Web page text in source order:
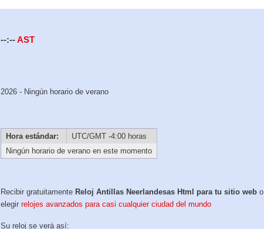
--:--AST
2026 - Ningún horario de verano
Hora estándar:
UTC/GMT -4:00 horas
Ningún horario de verano en este momento
Recibir gratuitamente Reloj Antillas Neerlandesas Html para tu sitio webo
elegirrelojes avanzados para casi cualquier ciudad del mundo
Su reloj se verá así: